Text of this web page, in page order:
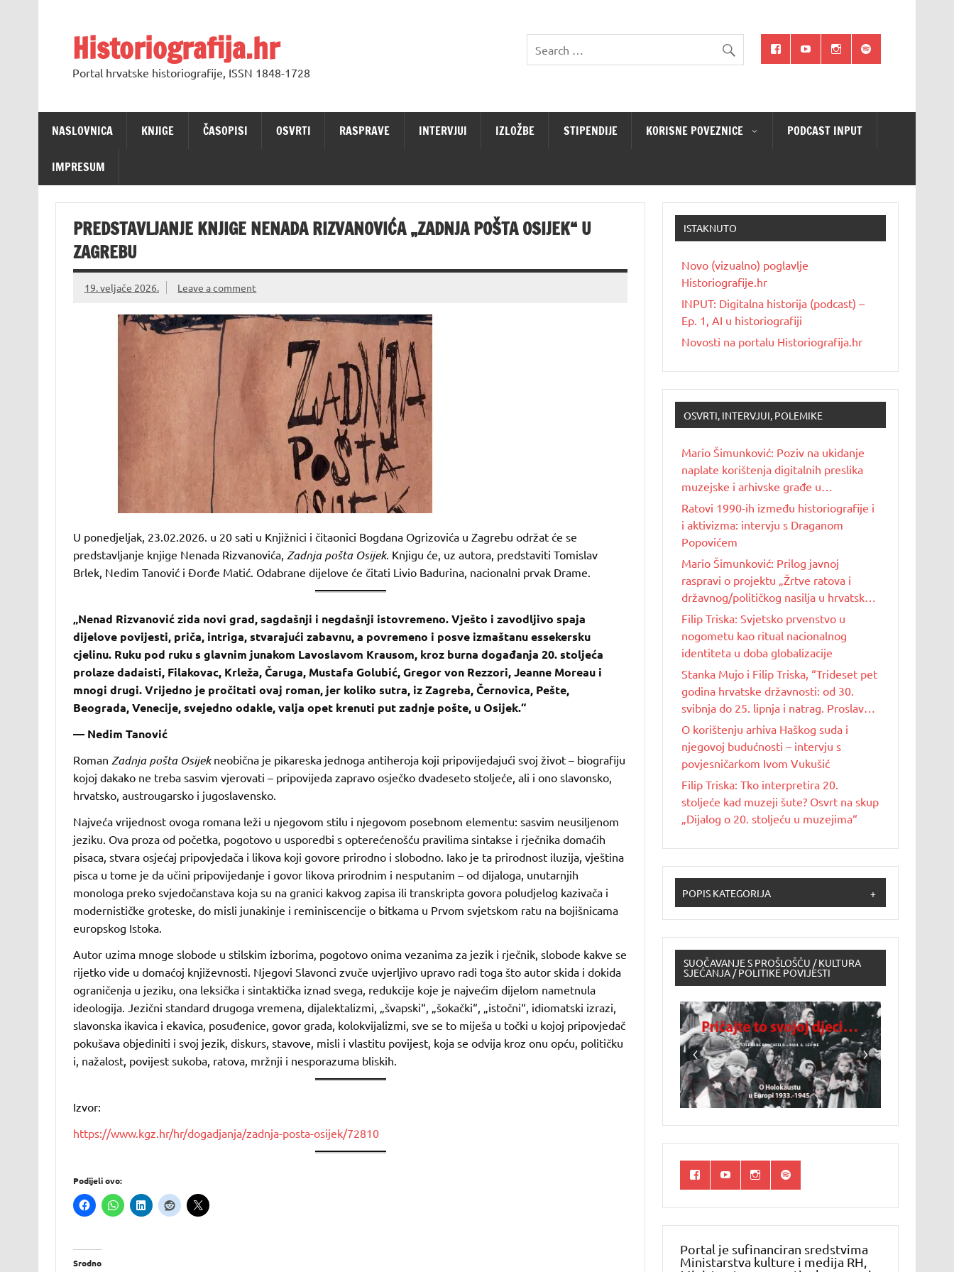
Historiografija.hr
Portal hrvatske historiografije, ISSN 1848-1728
NASLOVNICA KNJIGE ČASOPISI OSVRTI RASPRAVE INTERVJUI IZLOŽBE STIPENDIJE KORISNE POVEZNICE PODCAST INPUT
IMPRESUM
PREDSTAVLJANJE KNJIGE NENADA RIZVANOVIĆA „ZADNJA POŠTA OSIJEK“ U
ZAGREBU
19. veljače 2026. Leave a comment
U ponedjeljak, 23.02.2026. u 20 sati u Knjižnici i čitaonici Bogdana Ogrizovića u Zagrebu održat će se
predstavljanje knjige Nenada Rizvanovića, Zadnja pošta Osijek. Knjigu će, uz autora, predstaviti Tomislav
Brlek, Nedim Tanović i Đorđe Matić. Odabrane dijelove će čitati Livio Badurina, nacionalni prvak Drame.
„Nenad Rizvanović zida novi grad, sagdašnji i negdašnji istovremeno. Vješto i zavodljivo spaja
dijelove povijesti, priča, intriga, stvarajući zabavnu, a povremeno i posve izmaštanu essekersku
cjelinu. Ruku pod ruku s glavnim junakom Lavoslavom Krausom, kroz burna događanja 20. stoljeća
prolaze dadaisti, Filakovac, Krleža, Čaruga, Mustafa Golubić, Gregor von Rezzori, Jeanne Moreau i
mnogi drugi. Vrijedno je pročitati ovaj roman, jer koliko sutra, iz Zagreba, Černovica, Pešte,
Beograda, Venecije, svejedno odakle, valja opet krenuti put zadnje pošte, u Osijek.“
— Nedim Tanović
Roman Zadnja pošta Osijekneobična je pikareska jednoga antiheroja koji pripovijedajući svoj život – biografiju
kojoj dakako ne treba sasvim vjerovati – pripovijeda zapravo osječko dvadeseto stoljeće, ali i ono slavonsko,
hrvatsko, austrougarsko i jugoslavensko.
Najveća vrijednost ovoga romana leži u njegovom stilu i njegovom posebnom elementu: sasvim neusiljenom
jeziku. Ova proza od početka, pogotovo u usporedbi s opterećenošću pravilima sintakse i rječnika domaćih
pisaca, stvara osjećaj pripovjedača i likova koji govore prirodno i slobodno. Iako je ta prirodnost iluzija, vještina
pisca u tome je da učini pripovijedanje i govor likova prirodnim i nesputanim – od dijaloga, unutarnjih
monologa preko svjedočanstava koja su na granici kakvog zapisa ili transkripta govora poludjelog kazivača i
modernističke groteske, do misli junakinje i reminiscencije o bitkama u Prvom svjetskom ratu na bojišnicama
europskog Istoka.
Autor uzima mnoge slobode u stilskim izborima, pogotovo onima vezanima za jezik i rječnik, slobode kakve se
rijetko vide u domaćoj književnosti. Njegovi Slavonci zvuče uvjerljivo upravo radi toga što autor skida i dokida
ograničenja u jeziku, ona leksička i sintaktička iznad svega, redukcije koje je najvećim dijelom nametnula
ideologija. Jezični standard drugoga vremena, dijalektalizmi, „švapski“, „šokački“, „istočni“, idiomatski izrazi,
slavonska ikavica i ekavica, posuđenice, govor grada, kolokvijalizmi, sve se to miješa u točki u kojoj pripovjedač
pokušava objediniti i svoj jezik, diskurs, stavove, misli i vlastitu povijest, koja se odvija kroz onu opću, političku
i, nažalost, povijest sukoba, ratova, mržnji i nesporazuma bliskih.
Izvor:
https://www.kgz.hr/hr/dogadjanja/zadnja-posta-osijek/72810
Podijeli ovo:
Srodno
ISTAKNUTO
Novo (vizualno) poglavlje
Historiografije.hr
INPUT: Digitalna historija (podcast) –
Ep. 1, AI u historiografiji
Novosti na portalu Historiografija.hr
OSVRTI, INTERVJUI, POLEMIKE
Mario Šimunković: Poziv na ukidanje
naplate korištenja digitalnih preslika
muzejske i arhivske građe u
nekomercijalne svrhe
Ratovi 1990-ih između historiografije i
i aktivizma: intervju s Draganom
Popovićem
Mario Šimunković: Prilog javnoj
raspravi o projektu „Žrtve ratova i
državnog/političkog nasilja u hrvatskoj
povijesti 20. stoljeća“
Filip Triska: Svjetsko prvenstvo u
nogometu kao ritual nacionalnog
identiteta u doba globalizacije
Stanka Mujo i Filip Triska, “Trideset pet
godina hrvatske državnosti: od 30.
svibnja do 25. lipnja i natrag. Proslave
Dana državnosti u Republici Hrvatskoj
od 1990. do 2025. godine”
O korištenju arhiva Haškog suda i
njegovoj budućnosti – intervju s
povjesničarkom Ivom Vukušić
Filip Triska: Tko interpretira 20.
stoljeće kad muzeji šute? Osvrt na skup
„Dijalog o 20. stoljeću u muzejima“
POPIS KATEGORIJA +
SUOČAVANJE S PROŠLOŠĆU / KULTURA
SJEĆANJA / POLITIKE POVIJESTI
Portal je sufinanciran sredstvima
Ministarstva kulture i medija RH,